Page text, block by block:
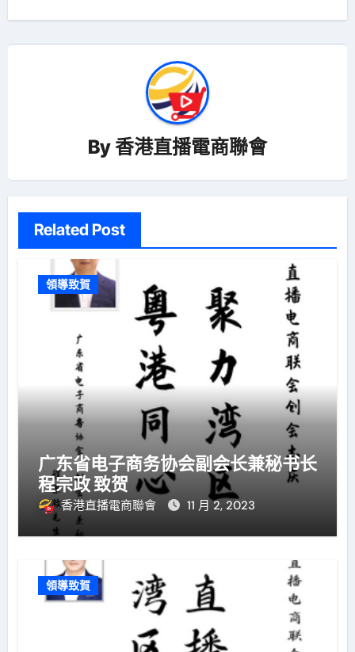
導
By香港直播電商聯會
Related Post
領導致賀
广东省电子商务协会副会长兼秘书长
程宗政 致贺
香港直播電商聯會 11 月 2, 2023
領導致賀